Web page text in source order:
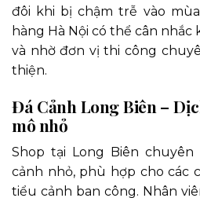
đôi khi bị chậm trễ vào
hàng Hà Nội có thể cân
và nhờ đơn vị thi công
thiện.
Đá Cảnh Long Biên –
mô nhỏ
Shop tại Long Biên
cảnh nhỏ, phù hợp cho các
tiểu cảnh ban công. Nhân